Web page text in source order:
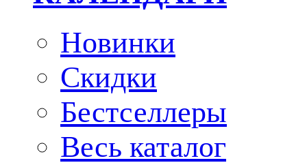
Новинки
Скидки
Бестселлеры
Весь каталог